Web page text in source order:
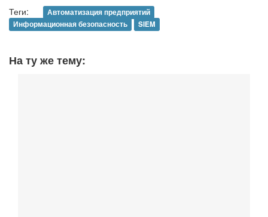
Теги:
Автоматизация предприятий
Информационная безопасность
SIEM
На ту же тему: